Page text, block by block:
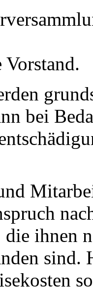
Vorstand.
bei
ihnen
sind.